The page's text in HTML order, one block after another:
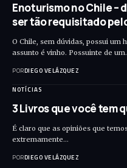
Enoturismo no Chile –
ser tão requisitado
O Chile, sem dúvidas, possui um
assunto é vinho. Possuinte de
PORDIEGO VELÁZQUEZ
NOTÍCIAS
3 Livros que você tem
É claro que as opiniões que
extremamente…
PORDIEGO VELÁZQUEZ